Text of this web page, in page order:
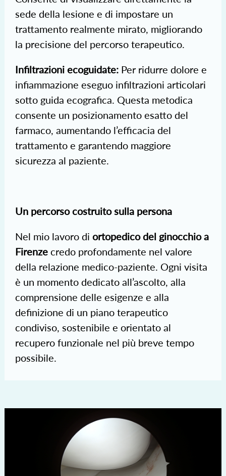
sede della lesione e di impostare un
trattamento realmente mirato, migliorando
la precisione del percorso terapeutico.
Infiltrazioni ecoguidate: Per ridurre dolore e
infiammazione eseguo infiltrazioni articolari
sotto guida ecografica. Questa metodica
consente un posizionamento esatto del
farmaco, aumentando l’efficacia del
trattamento e garantendo maggiore
sicurezza al paziente.
Un percorso costruito sulla persona
Nel mio lavoro diortopedico del ginocchio a
Firenze credo profondamente nel valore
della relazione medico-paziente. Ogni visita
è un momento dedicato all’ascolto, alla
comprensione delle esigenze e alla
definizione di un piano terapeutico
condiviso, sostenibile e orientato al
recupero funzionale nel più breve tempo
possibile.